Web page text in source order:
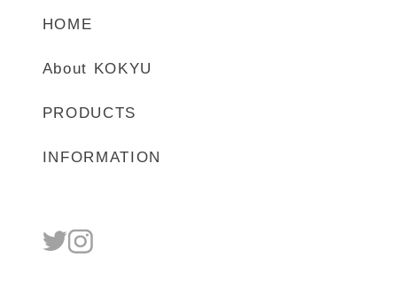
HOME
About KOKYU
PRODUCTS
INFORMATION